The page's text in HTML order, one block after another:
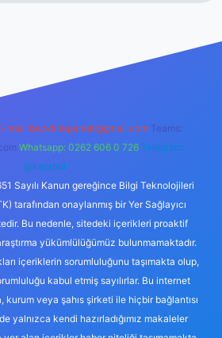
mail: backlinkpaneli@gmail.com Teams:
Whatsapp: 0262 606 0 726 Telegram:
@karabul
Sayılı Kanun gereğince Bilgi Teknolojileri
tarafından onaylanmış bir Yer Sağlayıcı
Bu nedenle, sitedeki içerikleri proaktif
yükümlülüğümüz bulunmamaktadır.
içeriklerin sorumluluğunu taşımakta olup,
kabul etmiş sayılırlar. Bu internet
kurum veya şahıs şirketi ile hiçbir bağlantısı
yalnızca kendi hazırladığımız makaleler